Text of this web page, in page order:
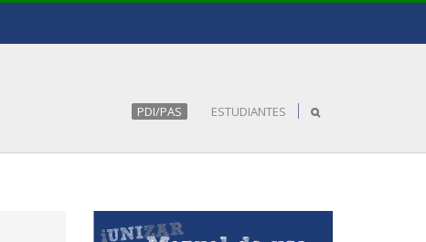
PDI/PAS ESTUDIANTES